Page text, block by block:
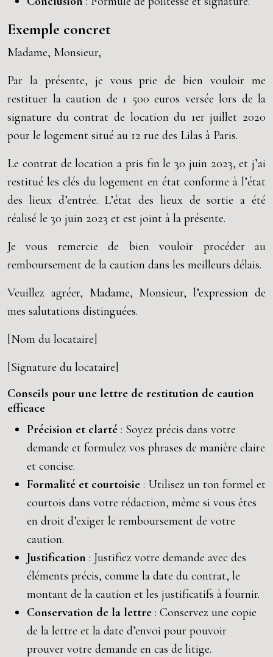
Exemple concret
Madame, Monsieur,
Par la présente, je vous prie de bien vouloir me
restituer la caution de 1 500 euros versée lors de la
signature du contrat de location du 1er juillet 2020
pour le logement situé au 12 rue des Lilas à Paris.
Le contrat de location a pris fin le 30 juin 2023, et j’ai
restitué les clés du logement en état conforme à l’état
des lieux d’entrée. L’état des lieux de sortie a été
réalisé le 30 juin 2023 et est joint à la présente.
Je vous remercie de bien vouloir procéder au
remboursement de la caution dans les meilleurs délais.
Veuillez agréer, Madame, Monsieur, l’expression de
mes salutations distinguées.
[Nom du locataire]
[Signature du locataire]
Conseils pour une lettre de restitution de caution
efficace
Précision et clarté : Soyez précis dans votre
demande et formulez vos phrases de manière claire
et concise.
Formalité et courtoisie : Utilisez un ton formel et
courtois dans votre rédaction, même si vous êtes
en droit d’exiger le remboursement de votre
caution.
Justification : Justifiez votre demande avec des
éléments précis, comme la date du contrat, le
montant de la caution et les justificatifs à fournir.
Conservation de la lettre : Conservez une copie
de la lettre et la date d’envoi pour pouvoir
prouver votre demande en cas de litige.